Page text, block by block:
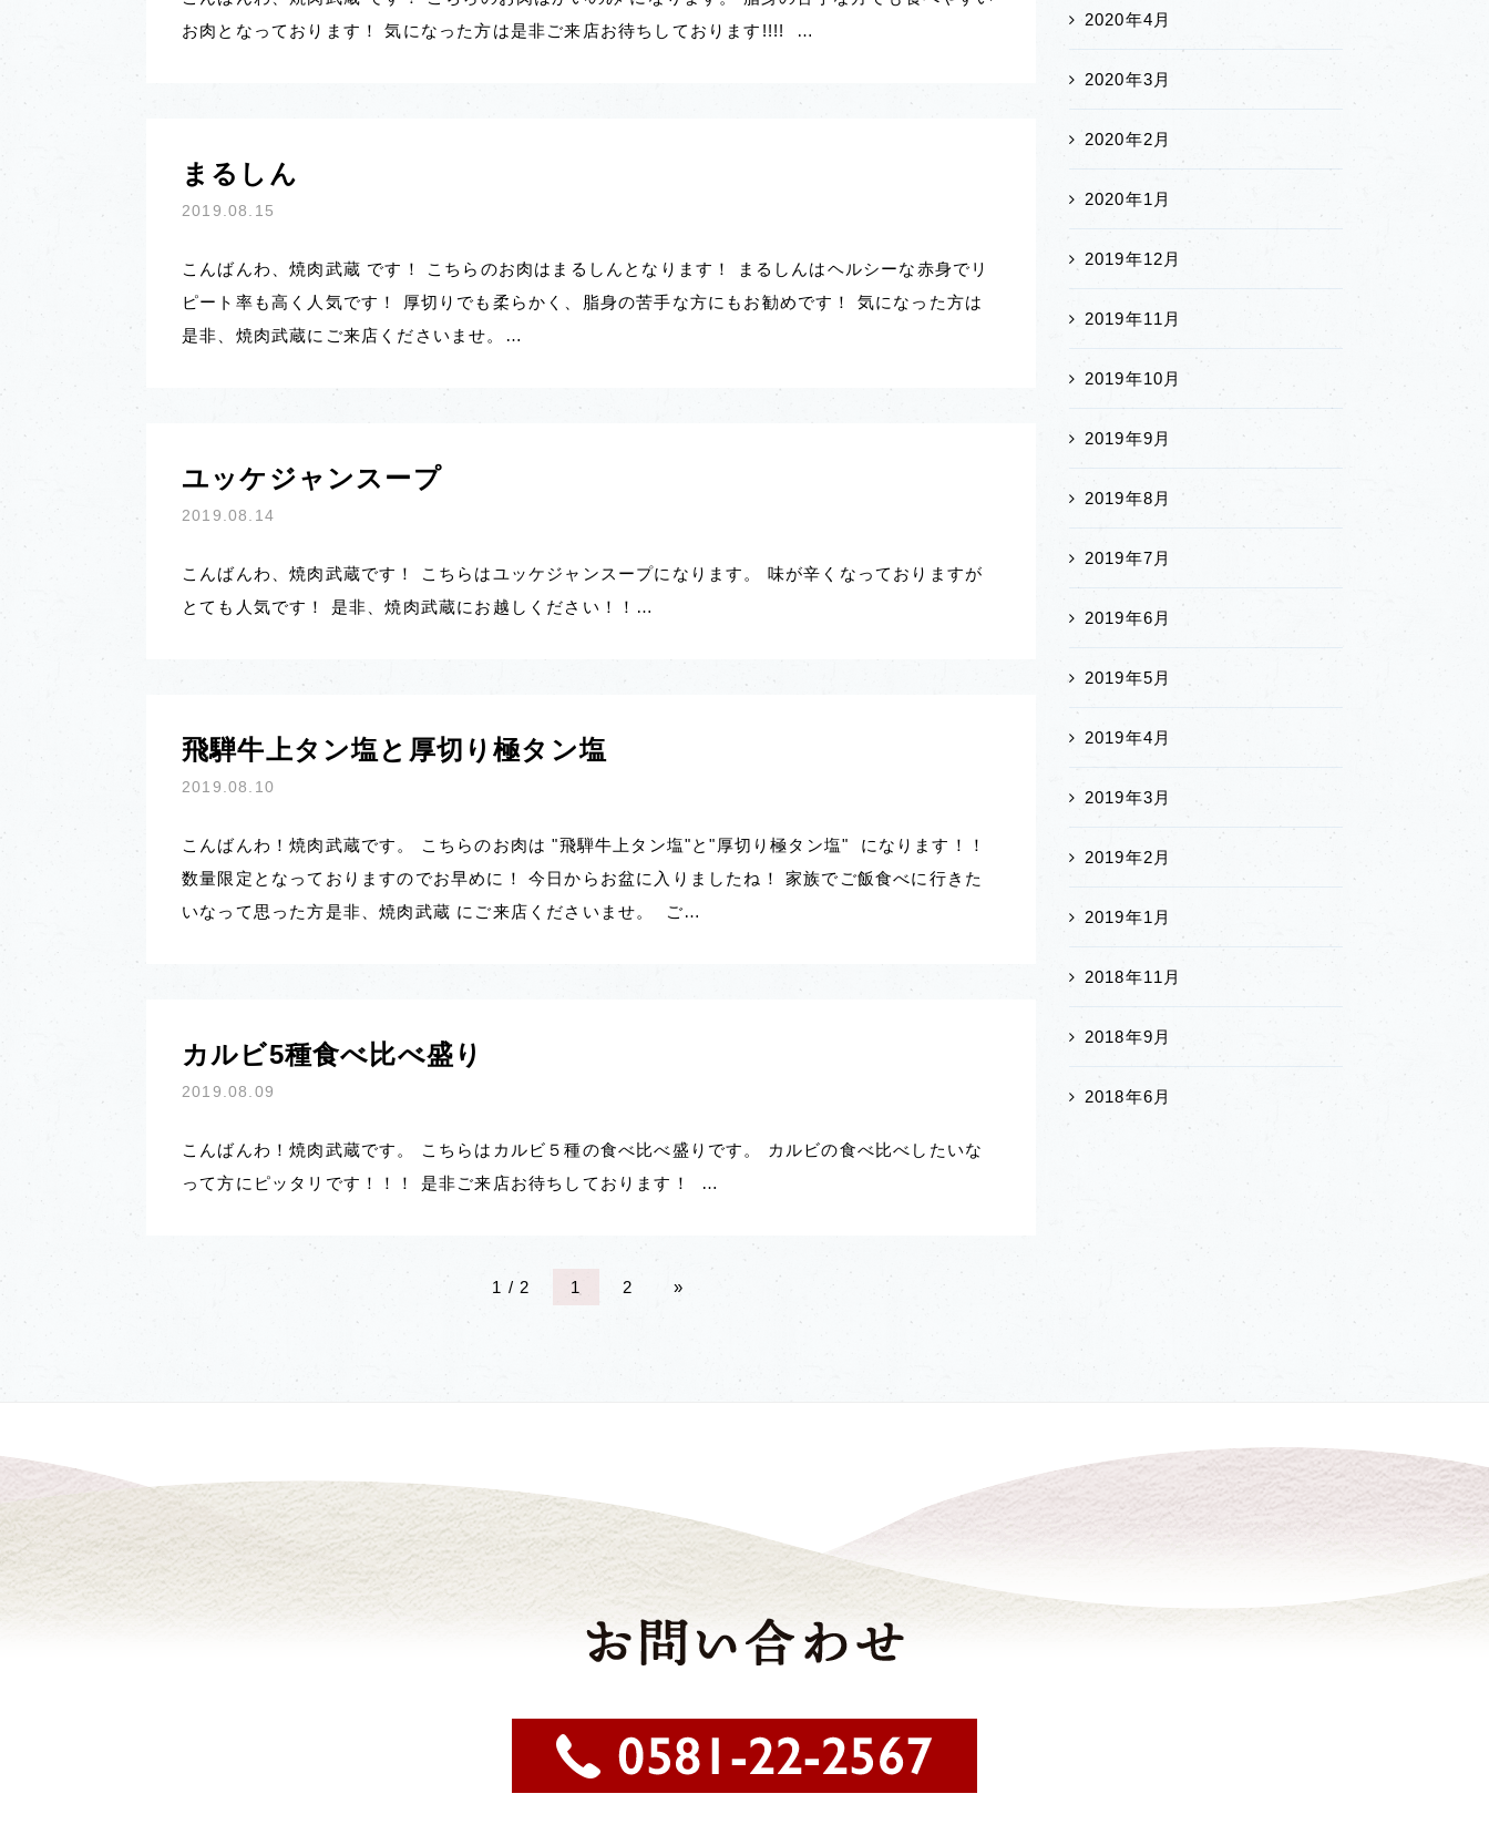
お肉となっております！ 気になった方は是非ご来店お待ちしております!!!! …
まるしん
2019.08.15
こんばんわ、焼肉武蔵 です！ こちらのお肉はまるしんとなります！ まるしんはヘルシーな赤身でリ
ピート率も高く人気です！ 厚切りでも柔らかく、脂身の苦手な方にもお勧めです！ 気になった方は
是非、焼肉武蔵にご来店くださいませ。…
ユッケジャンスープ
2019.08.14
こんばんわ、焼肉武蔵です！ こちらはユッケジャンスープになります。 味が辛くなっておりますが
とても人気です！ 是非、焼肉武蔵にお越しください！！…
飛騨牛上タン塩と厚切り極タン塩
2019.08.10
こんばんわ！焼肉武蔵です。 こちらのお肉は "飛騨牛上タン塩"と"厚切り極タン塩" になります！！
数量限定となっておりますのでお早めに！ 今日からお盆に入りましたね！ 家族でご飯食べに行きた
いなって思った方是非、焼肉武蔵 にご来店くださいませ。 ご…
カルビ5種食べ比べ盛り
2019.08.09
こんばんわ！焼肉武蔵です。 こちらはカルビ５種の食べ比べ盛りです。 カルビの食べ比べしたいな
って方にピッタリです！！！ 是非ご来店お待ちしております！ …
1 / 2 1 2 »
2020年4月
2020年3月
2020年2月
2020年1月
2019年12月
2019年11月
2019年10月
2019年9月
2019年8月
2019年7月
2019年6月
2019年5月
2019年4月
2019年3月
2019年2月
2019年1月
2018年11月
2018年9月
2018年6月